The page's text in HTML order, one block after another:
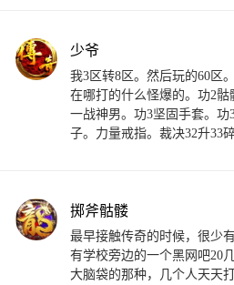
少爷
我3区转8区。然后玩的60区
在哪打的什么怪爆的。功2
一战神男。功3坚固手套。功
子。力量戒指。裁决32升33
掷斧骷髅
最早接触传奇的时候，很少
有学校旁边的一个黑网吧20
大脑袋的那种，几个人天天